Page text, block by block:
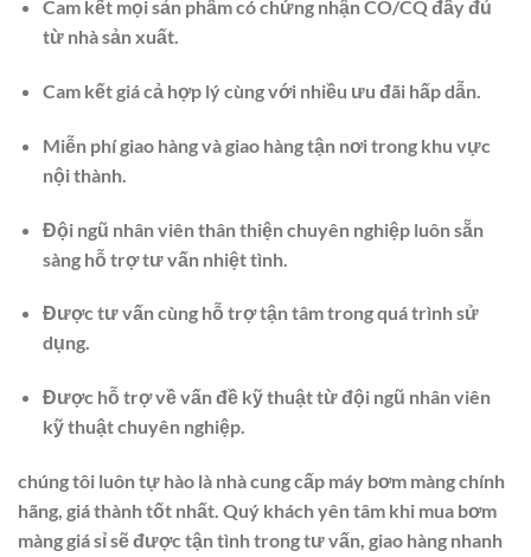
Cam kết mọi sản phẩm có chứng nhận CO/CQ đầy đủ
từ nhà sản xuất.
Cam kết giá cả hợp lý cùng với nhiều ưu đãi hấp dẫn.
Miễn phí giao hàng và giao hàng tận nơi trong khu vực
nội thành.
Đội ngũ nhân viên thân thiện chuyên nghiệp luôn sẵn
sàng hỗ trợ tư vấn nhiệt tình.
Được tư vấn cùng hỗ trợ tận tâm trong quá trình sử
dụng.
Được hỗ trợ về vấn đề kỹ thuật từ đội ngũ nhân viên
kỹ thuật chuyên nghiệp.
chúng tôi luôn tự hào là nhà cung cấp máy bơm màng chính
hãng, giá thành tốt nhất. Quý khách yên tâm khi mua bơm
màng giá sỉ sẽ được tận tình trong tư vấn, giao hàng nhanh